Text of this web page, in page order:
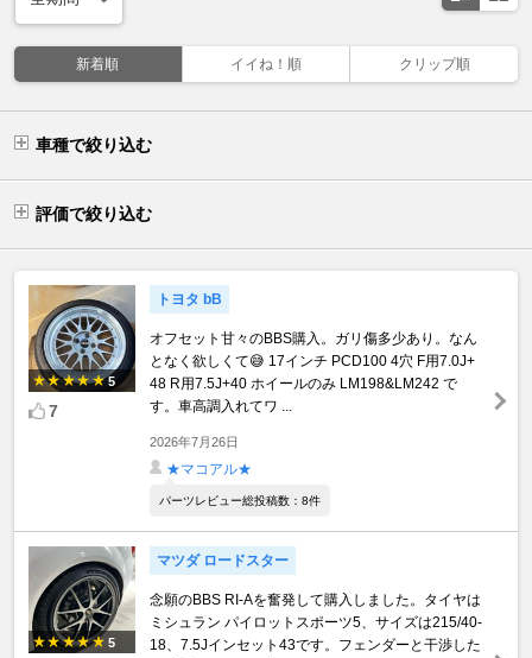
新着順 イイね！順 クリップ順
車種で絞り込む
評価で絞り込む
5
7
トヨタ bB
オフセット甘々のBBS購入。ガリ傷多少あり。なん
となく欲しくて😅 17インチ PCD100 4穴 F用7.0J+
48 R用7.5J+40 ホイールのみ LM198&LM242 で
す。車高調入れてワ ...
2026年7月26日
★マコアル★
パーツレビュー総投稿数：8件
5
マツダ ロードスター
念願のBBS RI-Aを奮発して購入しました。タイヤは
ミシュラン パイロットスポーツ5、サイズは215/40-
18、7.5Jインセット43です。フェンダーと干渉した